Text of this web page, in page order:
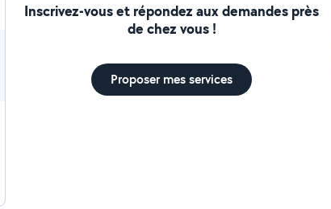
Inscrivez-vous et répondez aux demandes près
de chez vous !
Proposer mes services